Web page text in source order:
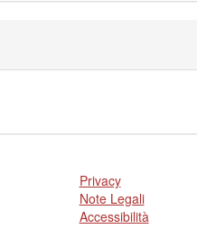
Privacy
Note Legali
Accessibilità